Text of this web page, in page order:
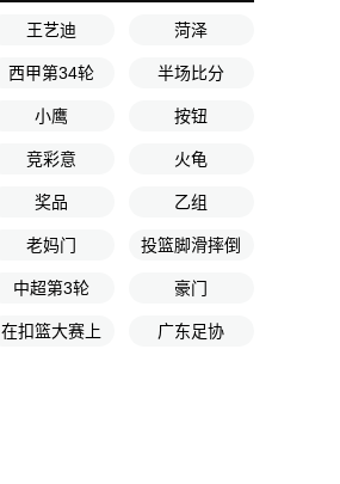
王艺迪 菏泽
西甲第34轮 半场比分
小鹰 按钮
竞彩意 火龟
奖品 乙组
老妈门 投篮脚滑摔倒
中超第3轮 豪门
在扣篮大赛上 广东足协